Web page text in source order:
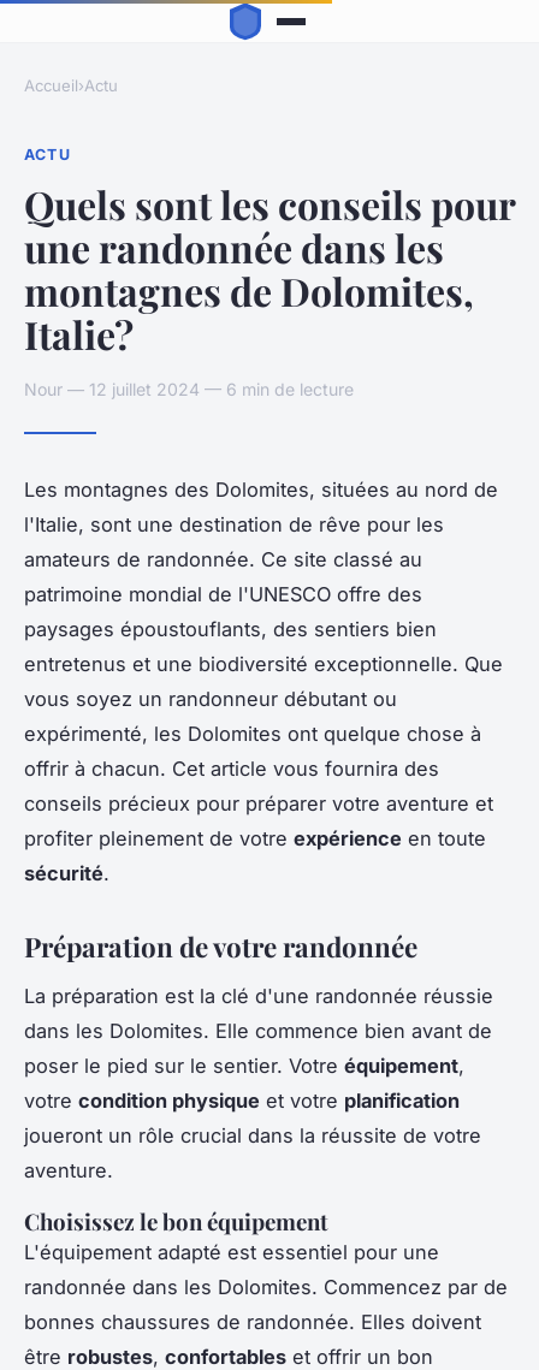
Accueil›Actu
ACTU
Quels sont les conseils pour
une randonnée dans les
montagnes de Dolomites,
Italie?
Nour — 12 juillet 2024 — 6 min de lecture
Les montagnes des Dolomites, situées au nord de
l'Italie, sont une destination de rêve pour les
amateurs de randonnée. Ce site classé au
patrimoine mondial de l'UNESCO offre des
paysages époustouflants, des sentiers bien
entretenus et une biodiversité exceptionnelle. Que
vous soyez un randonneur débutant ou
expérimenté, les Dolomites ont quelque chose à
offrir à chacun. Cet article vous fournira des
conseils précieux pour préparer votre aventure et
profiter pleinement de votre expérience en toute
sécurité.
Préparation de votre randonnée
La préparation est la clé d'une randonnée réussie
dans les Dolomites. Elle commence bien avant de
poser le pied sur le sentier. Votre équipement,
votre condition physique et votre planification
joueront un rôle crucial dans la réussite de votre
aventure.
Choisissez le bon équipement
L'équipement adapté est essentiel pour une
randonnée dans les Dolomites. Commencez par de
bonnes chaussures de randonnée. Elles doivent
être robustes, confortables et offrir un bon